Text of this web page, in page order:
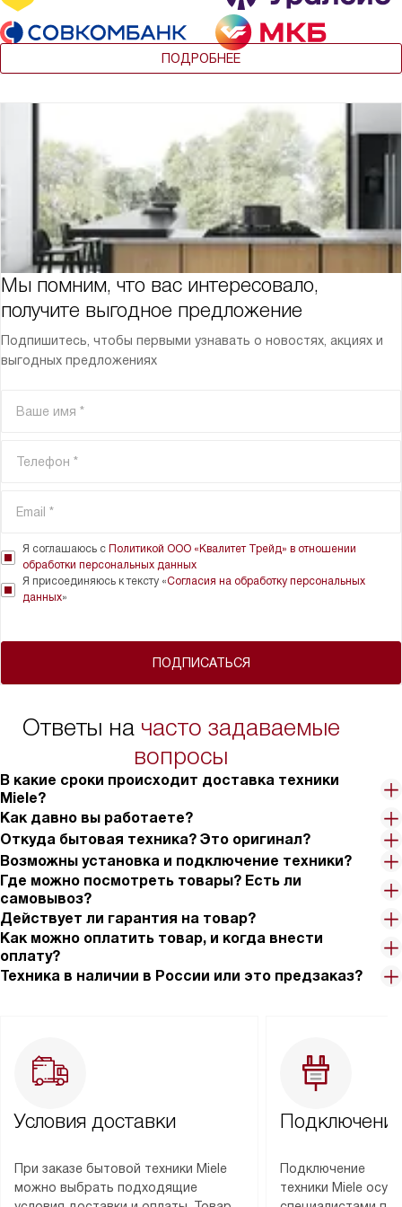
ПОДРОБНЕЕ
Мы помним, что вас интересовало,
получите выгодное предложение
Подпишитесь, чтобы первыми узнавать о новостях, акциях и
выгодных предложениях
ПОДПИСАТЬСЯ
Я соглашаюсь с Политикой ООО «Квалитет Трейд» в отношении
обработки персональных данных
Я присоединяюсь к тексту «Согласия на обработку персональных
данных»
Ответы на часто задаваемые
вопросы
В какие сроки происходит доставка техники
Miele?
Как давно вы работаете?
Откуда бытовая техника? Это оригинал?
Возможны установка и подключение техники?
Где можно посмотреть товары? Есть ли
самовывоз?
Действует ли гарантия на товар?
Как можно оплатить товар, и когда внести
оплату?
Техника в наличии в России или это предзаказ?
Условия доставки
При заказе бытовой техники Miele
можно выбрать подходящие
Подключение
техники Miele